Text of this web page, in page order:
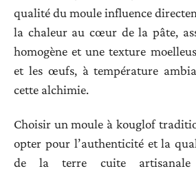
qualité du moule influence
la chaleur au cœur de la pâte,
homogène et une texture
et les œufs, à température
cette alchimie.
Choisir un moule à kouglof
opter pour l’authenticité et la
de la terre cuite artisanale